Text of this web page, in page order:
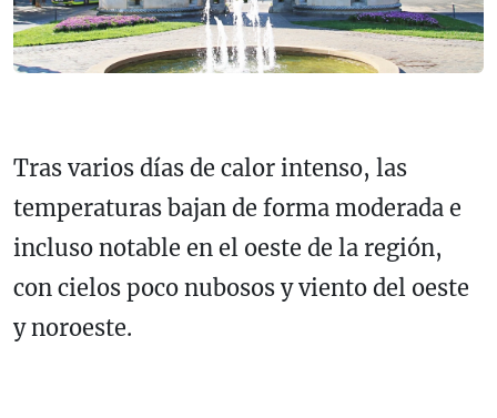
Tras varios días de calor intenso, las
temperaturas bajan de forma moderada e
incluso notable en el oeste de la región,
con cielos poco nubosos y viento del oeste
y noroeste.